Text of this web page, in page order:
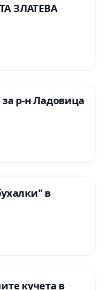
ЗЛАТЕВА
р-н Ладовица
в
кучета в